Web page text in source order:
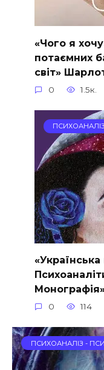
«Чого я
потаємних
світ»
0 1.5к.
0 114
ПСИХОАНАЛІЗ -